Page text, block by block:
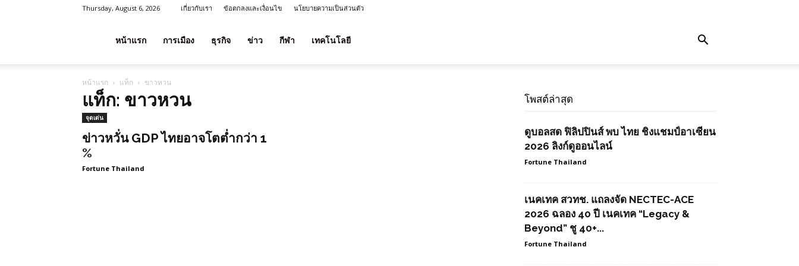
Thursday, August 6, 2026 เกี่ยวกับเรา ข้อตกลงและเงื่อนไข นโยบายความเป็นส่วนตัว
ลาภ
ประเทศไทย
หน้าแรก การเมือง ธุรกิจ ข่าว กีฬา เทคโนโลยี
หน้าแรก แท็ก ขาวหวน
แท็ก: ขาวหวน
จุดเด่น
ข่าวหวั่น GDP ไทยอาจโตต่ำกว่า 1
%
Fortune Thailand
โพสต์ล่าสุด
ดูบอลสด ฟิลิปปินส์ พบ ไทย ชิงแชมป์อาเซียน
2026 ลิงก์ดูออนไลน์
Fortune Thailand
เนคเทค สวทช. แถลงจัด NECTEC-ACE
2026 ฉลอง 40 ปี เนคเทค “Legacy &
Beyond” ชู 40+...
Fortune Thailand